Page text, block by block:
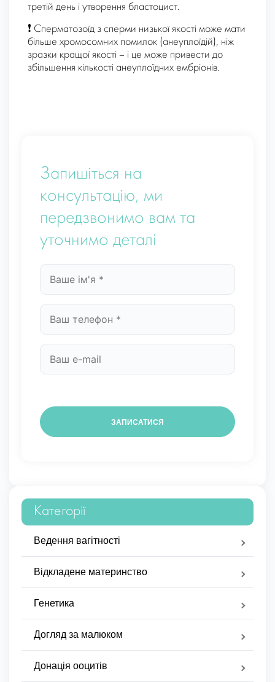
третій день і утворення бластоцист.
❗ Сперматозоїд з сперми низької якості може мати
більше хромосомних помилок (анеуплоїдій), ніж
зразки кращої якості – і це може привести до
збільшення кількості анеуплоїдних ембріонів.
Запишіться на
консультацію, ми
передзвонимо вам та
уточнимо деталі
Категорії
Ведення вагітності
Відкладене материнство
Генетика
Догляд за малюком
Донація ооцитів